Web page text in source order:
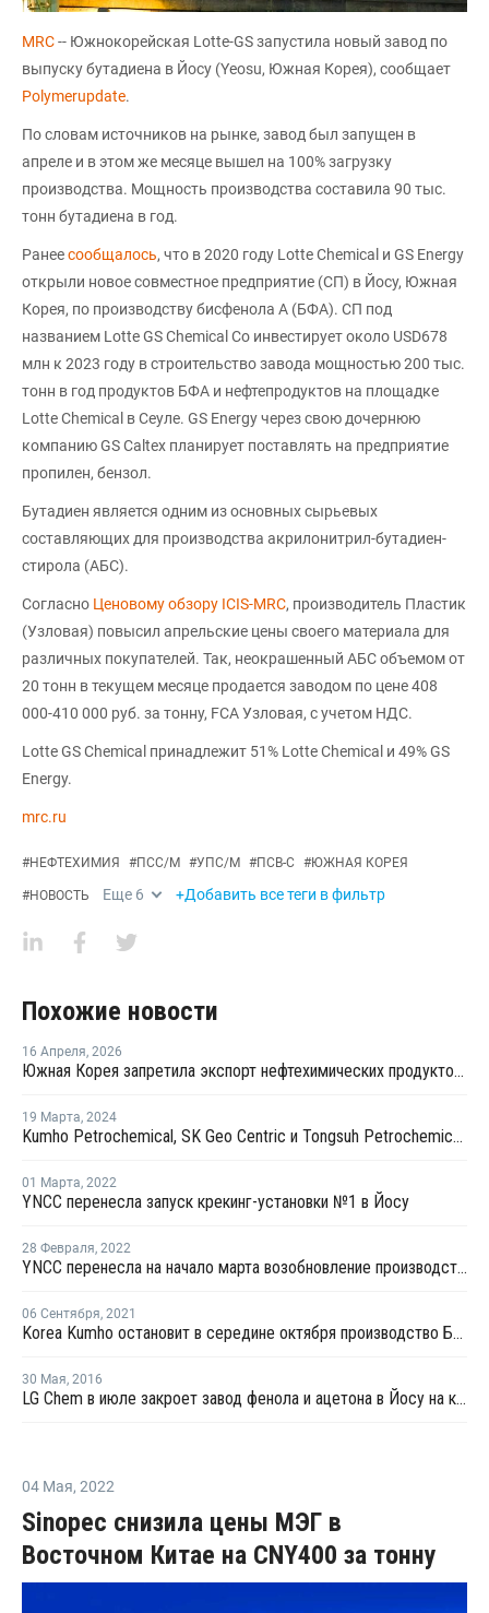
MRC-- Южнокорейская Lotte-GS запустила новый завод по
выпуску бутадиена в Йосу (Yeosu, Южная Корея), сообщает
Polymerupdate.
По словам источников на рынке, завод был запущен в
апреле и в этом же месяце вышел на 100% загрузку
производства. Мощность производства составила 90 тыс.
тонн бутадиена в год.
Ранеесообщалось, что в 2020 году Lotte Chemical и GS Energy
открыли новое совместное предприятие (СП) в Йосу, Южная
Корея, по производству бисфенола А (БФА). СП под
названием Lotte GS Chemical Co инвестирует около USD678
млн к 2023 году в строительство завода мощностью 200 тыс.
тонн в год продуктов БФА и нефтепродуктов на площадке
Lotte Chemical в Сеуле. GS Energy через свою дочернюю
компанию GS Caltex планирует поставлять на предприятие
пропилен, бензол.
Бутадиен является одним из основных сырьевых
составляющих для производства акрилонитрил-бутадиен-
стирола (АБС).
Согласно Ценовому обзору ICIS-MRC, производитель Пластик
(Узловая) повысил апрельские цены своего материала для
различных покупателей. Так, неокрашенный АБС объемом от
20 тонн в текущем месяце продается заводом по цене 408
000-410 000 руб. за тонну, FCA Узловая, с учетом НДС.
Lotte GS Chemical принадлежит 51% Lotte Chemical и 49% GS
Energy.
mrc.ru
#НЕФТЕХИМИЯ #ПСС/М #УПС/М #ПСВ-С #ЮЖНАЯ КОРЕЯ
#НОВОСТЬ Еще 6 +Добавить все теги в фильтр
Похожие новости
16 Апреля, 2026
Южная Корея запретила экспорт нефтехимических продуктов из нафты
19 Марта, 2024
Kumho Petrochemical, SK Geo Centric и Tongsuh Petrochemical создадут цепочку поставок биомономеров
01 Марта, 2022
YNCC перенесла запуск крекинг-установки №1 в Йосу
28 Февраля, 2022
YNCC перенесла на начало марта возобновление производства бутадиена на линии №1 в Йосу
06 Сентября, 2021
Korea Kumho остановит в середине октября производство БСК в Йосу на ремонт
30 Мая, 2016
LG Chem в июле закроет завод фенола и ацетона в Йосу на короткую профилактику
04 Мая, 2022
Sinopec снизила цены МЭГ в
Восточном Китае на CNY400 за тонну